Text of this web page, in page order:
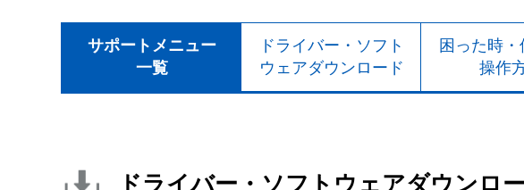
サポートメニュー
一覧
ドライバー・ソフト
ウェアダウンロード
困った時・
操作
ドライバー・ソフトウェアダウンロ